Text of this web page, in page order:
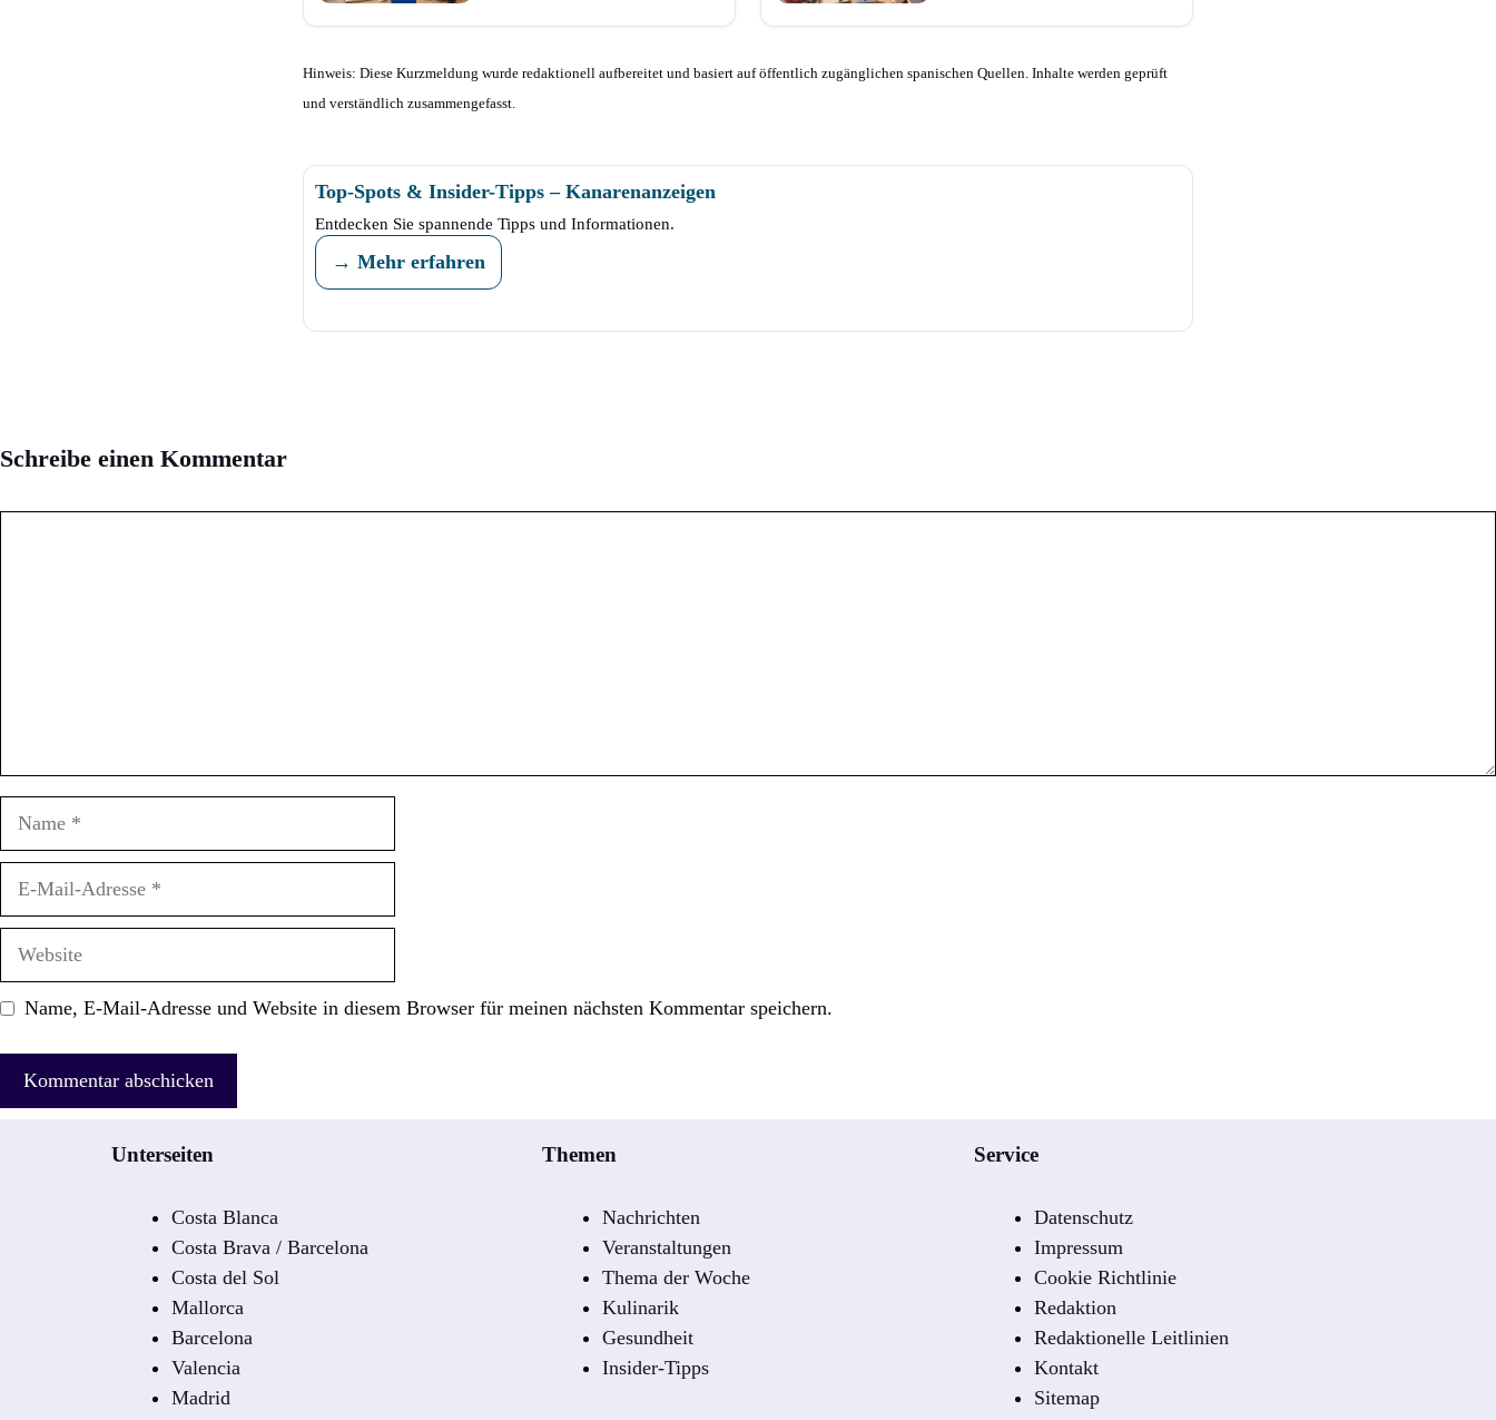
Hinweis: Diese Kurzmeldung wurde redaktionell aufbereitet und basiert auf öffentlich zugänglichen spanischen Quellen. Inhalte werden geprüft
und verständlich zusammengefasst.
Top-Spots & Insider-Tipps – Kanarenanzeigen
Entdecken Sie spannende Tipps und Informationen.
→ Mehr erfahren
Schreibe einen Kommentar
Adresse
Name, E-Mail-Adresse und Website in diesem Browser für meinen nächsten Kommentar speichern.
Unterseiten
Costa Blanca
Costa Brava / Barcelona
Costa del Sol
Mallorca
Barcelona
Valencia
Madrid
Themen
Nachrichten
Veranstaltungen
Thema der Woche
Kulinarik
Gesundheit
Insider-Tipps
Service
Datenschutz
Impressum
Cookie Richtlinie
Redaktion
Redaktionelle Leitlinien
Kontakt
Sitemap